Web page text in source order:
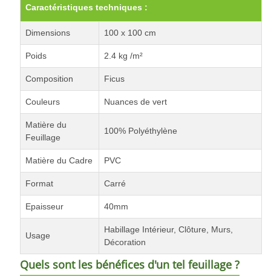
Caractéristiques techniques :
Dimensions 100 x 100 cm
Poids 2.4 kg /m²
Composition Ficus
Couleurs Nuances de vert
Matière du
Feuillage
100% Polyéthylène
Matière du Cadre PVC
Format Carré
Epaisseur 40mm
Usage
Habillage Intérieur, Clôture, Murs,
Décoration
Quels sont les bénéfices d'un tel feuillage ?